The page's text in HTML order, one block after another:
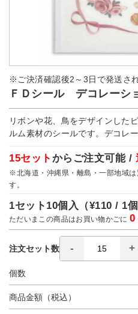
※ご決済確認後2～3日で発送さ
ＦＤシール デコレー
リボンや花、鳥をデザインした
ルム素材のシールです。デコレ
15セット からご注文可能 /
※北海道・沖縄県・離島・一部地域
す。
1セット10個入（¥110 / 1
ただいまこの商品はお買い物かごに0
注文セット数
個数
商品金額（税込）